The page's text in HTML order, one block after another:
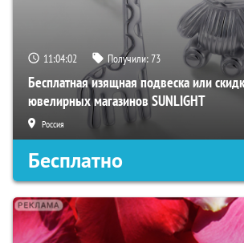
11:04:01 Получили:73
Бесплатная изящная подвеска или
ювелирных магазинов SUNLIGHT
Россия
Бесплатно